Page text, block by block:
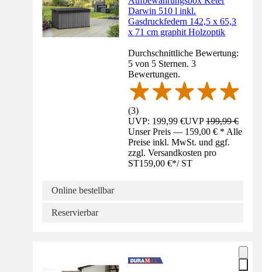
Darwin 510 l inkl.
Gasdruckfedern 142,5 x 65,3
x 71 cm graphit Holzoptik
Durchschnittliche Bewertung:
5 von 5 Sternen. 3
Bewertungen.
(3)
UVP: 199,99 €UVP199,99 €
Unser Preis — 159,00 € * Alle
Preise inkl. MwSt. und ggf.
zzgl. Versandkosten pro
ST159,00 €*/ ST
Online bestellbar
Reservierbar